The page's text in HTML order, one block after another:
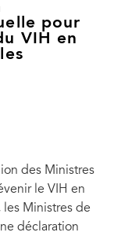
pour
VIH en
des Ministres
le VIH en
Ministres de
déclaration